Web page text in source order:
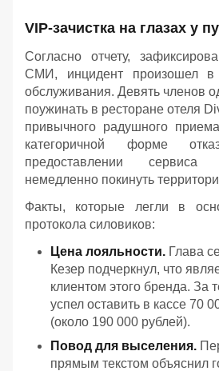
VIP-зачистка на глазах у
Согласно отчету,
СМИ, инцидент произошел в
обслуживания. Девять членов
поужинать в ресторане отеля
привычного радушного
категоричной форме
предоставлении
немедленно покинуть
Факты, которые легли в
протокола силовиков:
Цена лояльности. Глава
Кезер подчеркнул, что
клиентом этого бренда. За
успел оставить в кассе 70
(около 190 000 рублей).
Повод для выселения.
прямым текстом объяснил